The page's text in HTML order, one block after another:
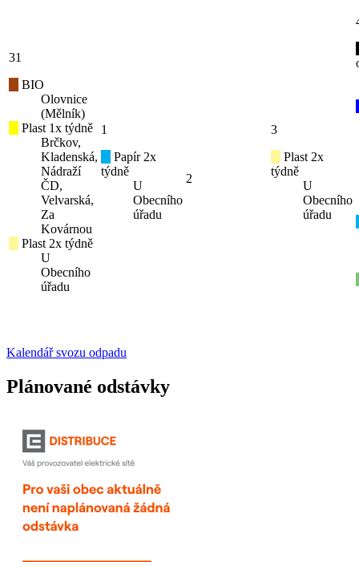
31
BIO
Olovnice
(Mělník)
Plast 1x týdně
Brčkov,
Kladenská,
Nádraží
ČD,
Velvarská,
Za
Kovárnou
Plast 2x týdně
U
Obecního
úřadu
1
Papír 2x
týdně
U
Obecního
úřadu
2
3
Plast 2x
týdně
U
Obecního
úřadu
Kalendář svozu odpadu
Plánované odstávky